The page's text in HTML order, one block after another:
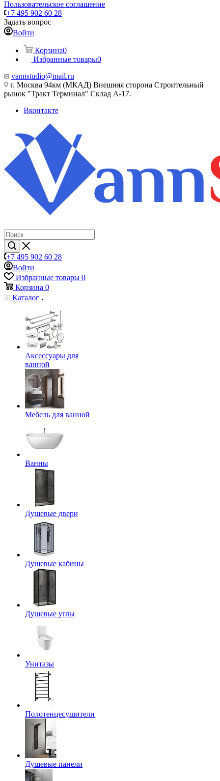
Пользовательское соглашение
+7 495 902 60 28
Задать вопрос
Войти
Корзина0
Избранные товары0
vannstudio@mail.ru
г. Москва 94км (МКАД) Внешняя сторона Строительный
рынок "Тракт Терминал" Склад А-17.
Вконтакте
+7 495 902 60 28
Войти
Избранные товары 0
Корзина 0
Каталог
Аксессуары для
ванной
Мебель для ванной
Ванны
Душевые двери
Душевые кабины
Душевые углы
Унитазы
Полотенцесушители
Душевые панели